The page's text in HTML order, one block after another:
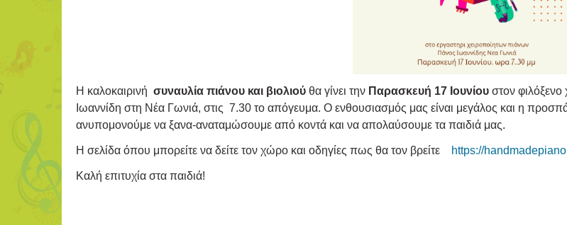
Η καλοκαιρινή συναυλία πιάνου και βιολιού θα γίνει την Παρασκευή 17 Ιουνίου στον
Ιωαννίδη στη Νέα Γωνιά, στις 7.30 το απόγευμα. Ο ενθουσιασμός μας είναι μεγάλος και η
ανυπομονούμε να ξανα-αναταμώσουμε από κοντά και να απολαύσουμε τα παιδιά μας.
Η σελίδα όπου μπορείτε να δείτε τον χώρο και οδηγίες πως θα τον βρείτε https://
Καλή επιτυχία στα παιδιά!